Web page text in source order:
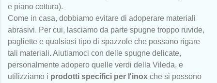
e piano cottura).
Come in casa, dobbiamo evitare di adoperare materiali
abrasivi. Per cui, lasciamo da parte spugne troppo ruvide,
pagliette e qualsiasi tipo di spazzole che possano rigare
tali materiali. Aiutiamoci con delle spugne delicate,
personalmente adopero quelle verdi della Vileda, e
utilizziamo i prodotti specifici per l'inox che si possono